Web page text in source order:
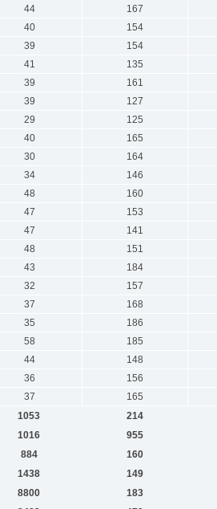
44 167
40 154
39 154
41 135
39 161
39 127
29 125
40 165
30 164
34 146
48 160
47 153
47 141
48 151
43 184
32 157
37 168
35 186
58 185
44 148
36 156
37 165
1053 214
1016 955
884 160
1438 149
8800 183